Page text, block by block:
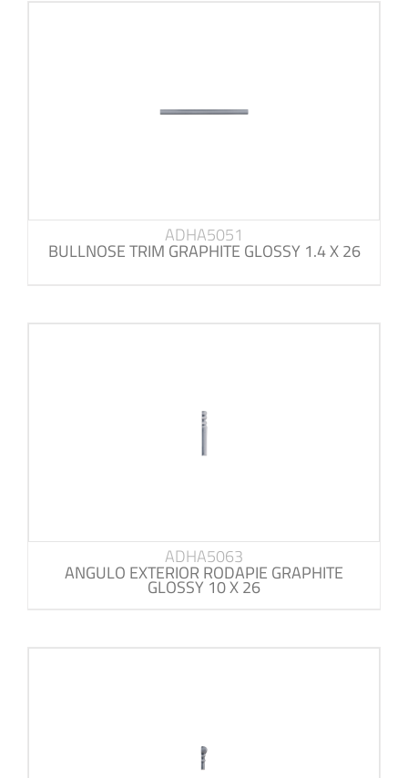
ADHA5051
BULLNOSE TRIM GRAPHITE GLOSSY 1.4 X 26
ADHA5063
ANGULO EXTERIOR RODAPIE GRAPHITE
GLOSSY 10 X 26